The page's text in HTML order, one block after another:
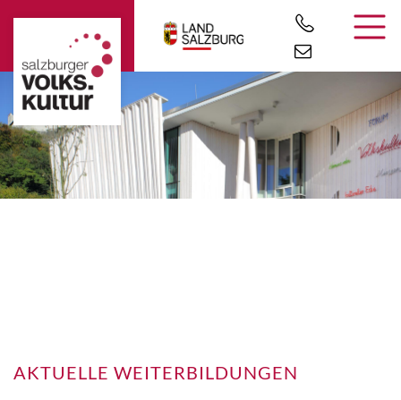
AKTUELLE WEITERBILDUNGEN